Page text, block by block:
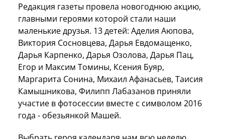
Редакция газеты провела новогоднюю акцию,
главными героями которой стали наши
маленькие друзья. 13 детей: Аделия Аюпова,
Виктория Сосновцева, Дарья Евдомащенко,
Дарья Карпенко, Дарья Озолова, Дарья Пац,
Егор и Максим Томины, Ксения Буяр,
Маргарита Сонина, Михаил Афанасьев, Таисия
Камышникова, Филипп Лабазанов приняли
участие в фотосессии вместе с символом 2016
года - обезьянкой Машей.